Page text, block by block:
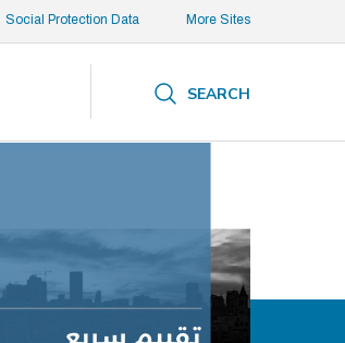
Social Protection Data More Sites
SEARCH